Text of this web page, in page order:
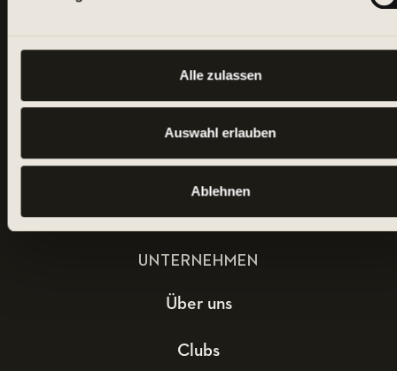
Alle zulassen
Auswahl erlauben
Ablehnen
UNTERNEHMEN
Über uns
Clubs